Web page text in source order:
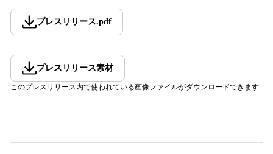
プレスリリース.pdf
プレスリリース素材
このプレスリリース内で使われている画像ファイルがダウンロードできます